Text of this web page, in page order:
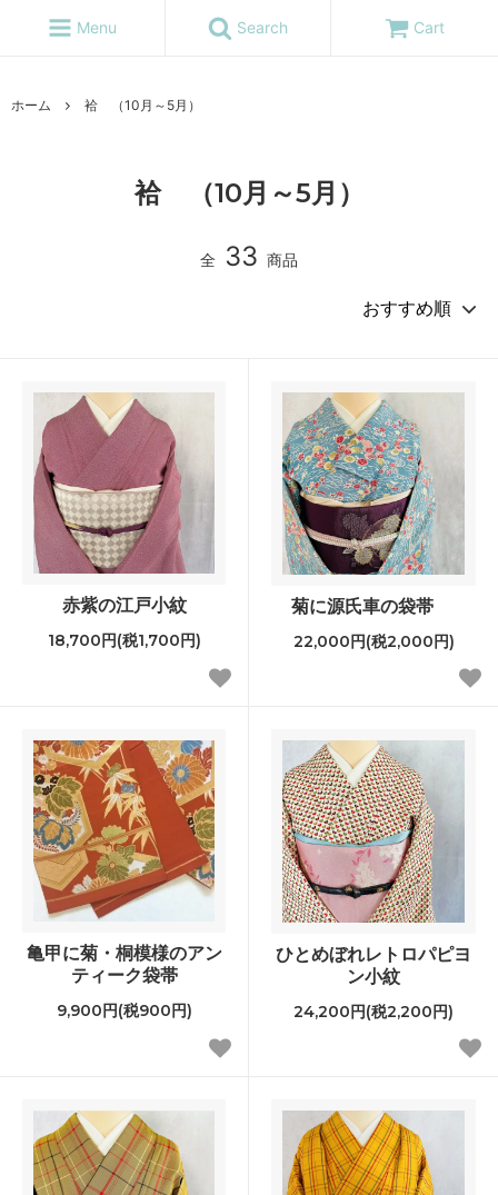
Menu Search Cart
ホーム 袷 （10月～5月）
袷 （10月～5月）
全 33 商品
赤紫の江戸小紋
18,700円(税1,700円)
菊に源氏車の袋帯
22,000円(税2,000円)
亀甲に菊・桐模様のアン
ティーク袋帯
9,900円(税900円)
ひとめぼれレトロパピヨ
ン小紋
24,200円(税2,200円)